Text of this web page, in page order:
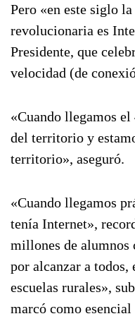
Pero «en este siglo
revolucionaria es
Presidente, que
velocidad (de
«Cuando llegamos
del territorio y
territorio», aseguró.
«Cuando llegamos
tenía Internet»,
millones de alumnos
por alcanzar a todos,
escuelas rurales»,
marcó como